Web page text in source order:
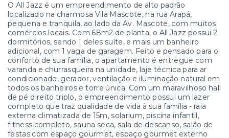
O All Jazz é um empreendimento de alto padrão
localizado na charmosa Vila Mascote, na rua Arapá,
pequena e tranquila, ao lado da Av. Mascote, com muitos
comércios locais. Com 68m2 de planta, o All Jazz possui 2
dormitórios, sendo 1 deles suíte, e mais um banheiro
adicional, com 1 vaga de garagem. Feito e pensado para o
conforto de sua família, o apartamento é entregue com
varanda e churrasqueira na unidade, laje técnica para ar
condicionado, gerador, ventilação e iluminação natural em
todos os banheiros e torre única. Com um maravilhoso hall
de pé direito triplo, o empreendimento possui um lazer
completo que traz qualidade de vida à sua família - raia
externa climatizada de 15m, solarium, piscina infantil,
fitness completo, sauna seca, sala de descanso, salão de
festas com espaço gourmet, espaço gourmet externo